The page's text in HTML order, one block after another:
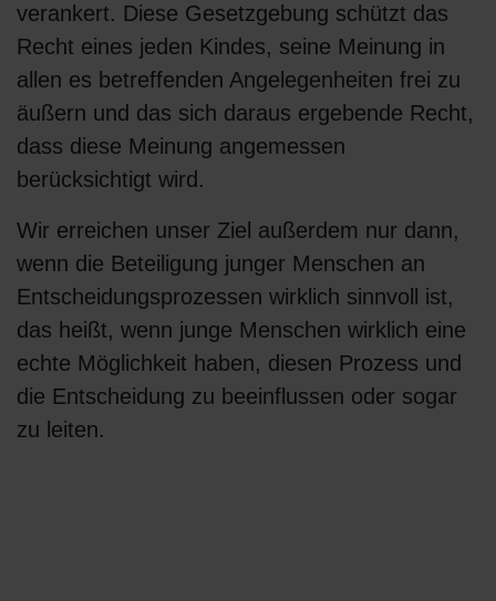
verankert. Diese Gesetzgebung schützt das
Recht eines jeden Kindes, seine Meinung in
allen es betreffenden Angelegenheiten frei zu
äußern und das sich daraus ergebende Recht,
dass diese Meinung angemessen
berücksichtigt wird.
Wir erreichen unser Ziel außerdem nur dann,
wenn die Beteiligung junger Menschen an
Entscheidungsprozessen wirklich sinnvoll ist,
das heißt, wenn junge Menschen wirklich eine
echte Möglichkeit haben, diesen Prozess und
die Entscheidung zu beeinflussen oder sogar
zu leiten.